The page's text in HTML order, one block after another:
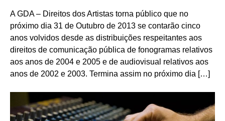
A GDA – Direitos dos Artistas torna público que no
próximo dia 31 de Outubro de 2013 se contarão cinco
anos volvidos desde as distribuições respeitantes aos
direitos de comunicação pública de fonogramas relativos
aos anos de 2004 e 2005 e de audiovisual relativos aos
anos de 2002 e 2003. Termina assim no próximo dia […]